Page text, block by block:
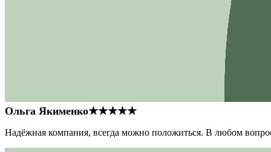
Ольга Якименко★★★★★
Надёжная компания, всегда можно положиться. В любом